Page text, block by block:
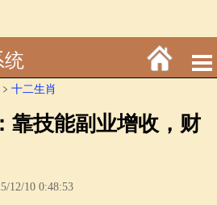
统
﹥ 十二生肖
靠技能副业增收，财
10 0:48:53